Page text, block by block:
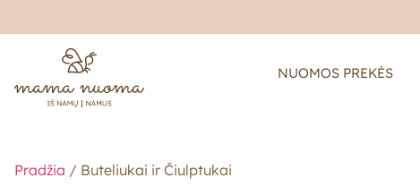
NUOMOS PREKĖS
Pradžia / Buteliukai ir Čiulptukai